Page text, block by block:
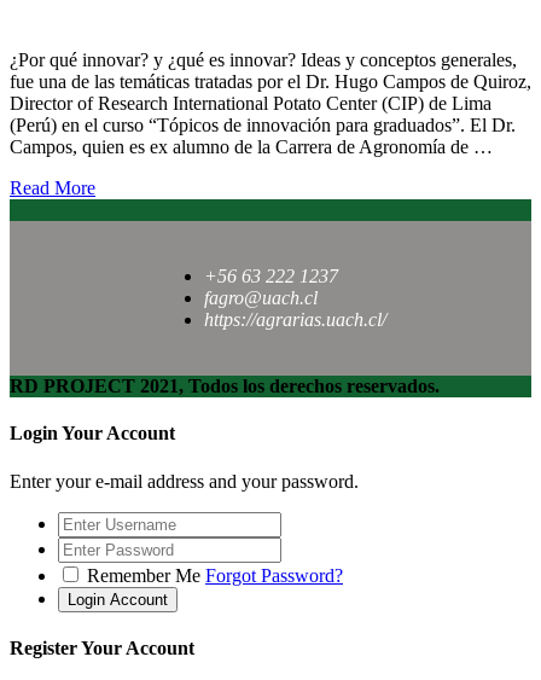
¿Por qué innovar? y ¿qué es innovar? Ideas y conceptos generales,
fue una de las temáticas tratadas por el Dr. Hugo Campos de Quiroz,
Director of Research International Potato Center (CIP) de Lima
(Perú) en el curso “Tópicos de innovación para graduados”. El Dr.
Campos, quien es ex alumno de la Carrera de Agronomía de …
Read More
+56 63 222 1237
fagro@uach.cl
https://agrarias.uach.cl/
RD PROJECT 2021, Todos los derechos reservados.
Login Your Account
Enter your e-mail address and your password.
Remember Me Forgot Password?
Register Your Account